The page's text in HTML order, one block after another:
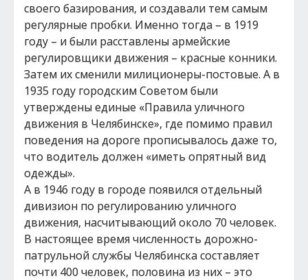
своего базирования, и создавали тем самым
регулярные пробки. Именно тогда – в 1919
году – и были расставлены армейские
регулировщики движения – красные конники.
Затем их сменили милиционеры-постовые. А в
1935 году городским Советом были
утверждены единые «Правила уличного
движения в Челябинске», где помимо правил
поведения на дороге прописывалось даже то,
что водитель должен «иметь опрятный вид
одежды».
А в 1946 году в городе появился отдельный
дивизион по регулированию уличного
движения, насчитывающий около 70 человек.
В настоящее время численность дорожно-
патрульной службы Челябинска составляет
почти 400 человек, половина из них – это